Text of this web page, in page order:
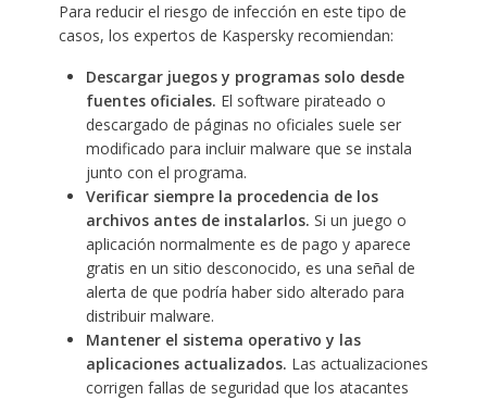
Para reducir el riesgo de infección en este tipo de
casos, los expertos de Kaspersky recomiendan:
Descargar juegos y programas solo desde
fuentes oficiales. El software pirateado o
descargado de páginas no oficiales suele ser
modificado para incluir malware que se instala
junto con el programa.
Verificar siempre la procedencia de los
archivos antes de instalarlos. Si un juego o
aplicación normalmente es de pago y aparece
gratis en un sitio desconocido, es una señal de
alerta de que podría haber sido alterado para
distribuir malware.
Mantener el sistema operativo y las
aplicaciones actualizados. Las actualizaciones
corrigen fallas de seguridad que los atacantes